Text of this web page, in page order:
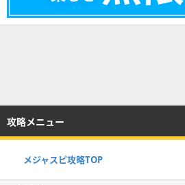
攻略メニュー
メジャスピ攻略TOP